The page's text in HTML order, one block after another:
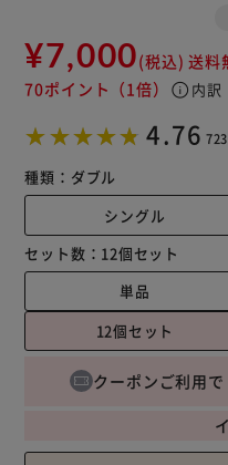
¥7,000(税込) 送料
70ポイント （1倍） info 内訳
4.76
種類： ダブル
シングル
セット数： 12個セット
単品
12個セット
クーポンご利用で